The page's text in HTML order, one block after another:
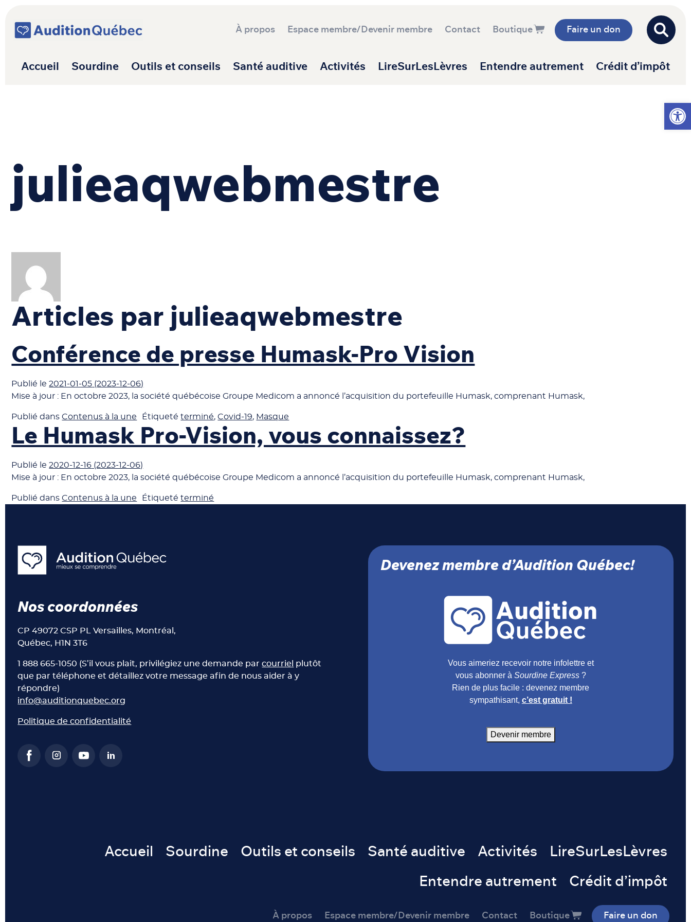
Ouvrir
Navigation principale
À propos Espace membre/Devenir membre Contact Boutique Faire un don
Accueil Sourdine Outils et conseils Santé auditive Activités LireSurLesLèvres Entendre autrement Crédit d’impôt
julieaqwebmestre
Articles par julieaqwebmestre
Conférence de presse Humask-Pro Vision
Publié le2021-01-05 (2023-12-06)
Mise à jour : En octobre 2023, la société québécoise Groupe Medicom a annoncé l’acquisition du portefeuille Humask, comprenant Humask,
Publié dansContenus à la une Étiquetéterminé,Covid-19, Masque
Le Humask Pro-Vision, vous connaissez?
Publié le2020-12-16 (2023-12-06)
Mise à jour : En octobre 2023, la société québécoise Groupe Medicom a annoncé l’acquisition du portefeuille Humask, comprenant Humask,
Publié dansContenus à la une Étiquetéterminé
Nos coordonnées
CP 49072 CSP PL Versailles, Montréal,
Québec, H1N 3T6
1 888 665-1050 (S’il vous plait, privilégiez une demande parcourriel plutôt
que par téléphone et détaillez votre message afin de nous aider à y
répondre)
info@auditionquebec.org
Politique de confidentialité
Devenez membre d’Audition Québec!
Vous aimeriez recevoir notre infolettre et
vous abonner à Sourdine Express?
Rien de plus facile : devenez membre
sympathisant, c’est gratuit !
Devenir membre
Accueil Sourdine Outils et conseils Santé auditive Activités LireSurLesLèvres
Entendre autrement Crédit d’impôt
À propos Espace membre/Devenir membre Contact Boutique Faire un don